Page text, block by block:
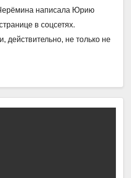
написала Юрию
в соцсетях.
действительно, не только не